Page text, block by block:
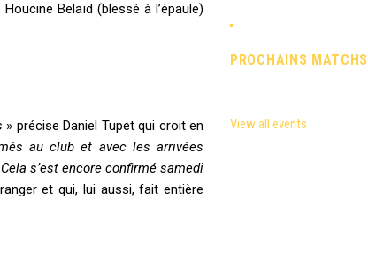
Houcine Belaïd (blessé à l’épaule)
» précise Daniel Tupet qui croit en
au club et avec les arrivées
s’est encore confirmé samedi
et qui, lui aussi, fait entière
PROCHAINS MATCHS
View all events